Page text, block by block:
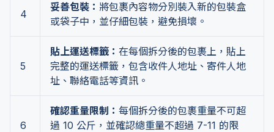
4
妥善包裝： 將包裹內容物分別裝入新的包裝盒
或袋子中，並仔細包裝，避免損壞。
5
貼上運送標籤： 在每個拆分後的包裹上，貼上
完整的運送標籤，包含收件人地址、寄件人地
址、聯絡電話等資訊。
6
確認重量限制： 每個拆分後的包裹重量不可超
過 10 公斤，並確認總重量不超過 7-11 的限